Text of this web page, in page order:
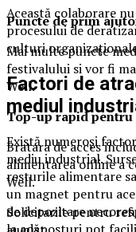
Această colaborare
procesului de
culturi
Factori de
mediul
Există numeroși
mediu industrial.
resturile alimentare
un magnet pentru
de depozitare
Puncte de prim
Mai multe puncte
festivalului si vor fi
Well.
Top-up rapid
Bratara de acces
alimentarea online a
Well.
Solicitarile pentru